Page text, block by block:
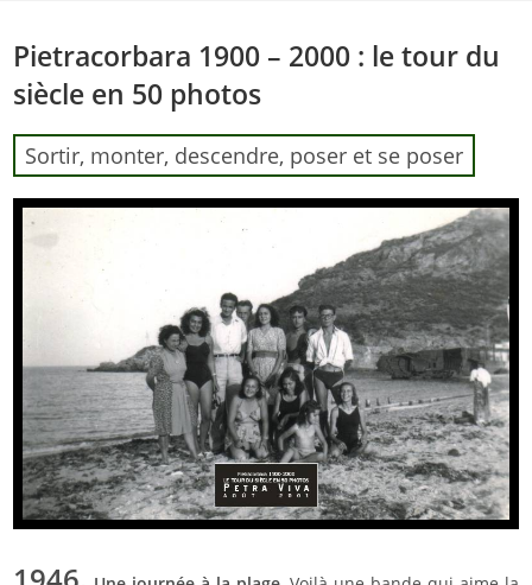
content
Pietracorbara 1900 – 2000 : le tour du
siècle en 50 photos
Sortir, monter, descendre, poser et se poser